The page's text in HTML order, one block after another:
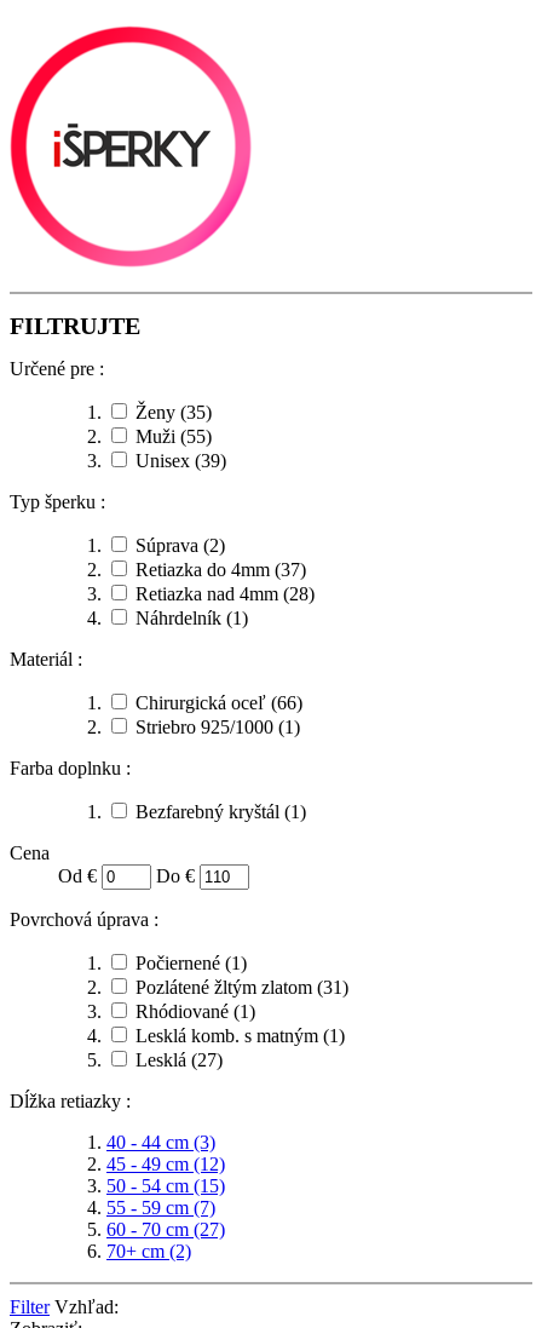
FILTRUJTE
Určené pre :
Ženy (35)
Muži (55)
Unisex (39)
Typ šperku :
Súprava (2)
Retiazka do 4mm (37)
Retiazka nad 4mm (28)
Náhrdelník (1)
Materiál :
Chirurgická oceľ (66)
Striebro 925/1000 (1)
Farba doplnku :
Bezfarebný kryštál (1)
Cena
Od €
Do €
Povrchová úprava :
Počiernené (1)
Pozlátené žltým zlatom (31)
Rhódiované (1)
Lesklá komb. s matným (1)
Lesklá (27)
Dĺžka retiazky :
40 - 44 cm (3)
45 - 49 cm (12)
50 - 54 cm (15)
55 - 59 cm (7)
60 - 70 cm (27)
70+ cm (2)
Filter Vzhľad: